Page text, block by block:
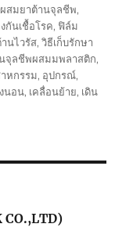
สมยาต้านจุลชีพ,
กันเชื้อโรค, ฟิล์ม
นไวรัส,วิธีเก็บรักษา
จุลชีพผสมมพลาสติก,
หกรรม, อุปกรณ์,
นอน, เคลื่อนย้าย, เดิน
ง
CO.,LTD)